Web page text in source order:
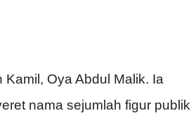
Oya Abdul Malik. Ia
nama sejumlah figur publik